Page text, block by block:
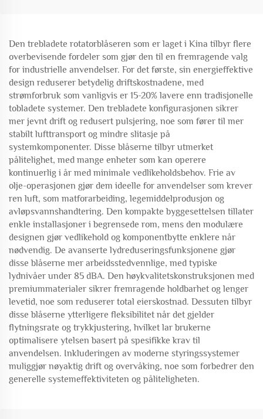
Den trebladete rotatorblåseren som er laget i Kina tilbyr flere
overbevisende fordeler som gjør den til en fremragende valg
for industrielle anvendelser. For det første, sin energieffektive
design reduserer betydelig driftskostnadene, med
strømforbruk som vanligvis er 15-20% lavere enn tradisjonelle
tobladete systemer. Den trebladete konfigurasjonen sikrer
mer jevnt drift og redusert pulsjering, noe som fører til mer
stabilt lufttransport og mindre slitasje på
systemkomponenter. Disse blåserne tilbyr utmerket
pålitelighet, med mange enheter som kan operere
kontinuerlig i år med minimale vedlikeholdsbehov. Frie av
olje-operasjonen gjør dem ideelle for anvendelser som krever
ren luft, som matforarbeiding, legemiddelprodusjon og
avløpsvannshandtering. Den kompakte byggesettelsen tillater
enkle installasjoner i begrensede rom, mens den modulære
designen gjør vedlikehold og komponentbytte enklere når
nødvendig. De avanserte lydreduseringsfunksjonene gjør
disse blåserne mer arbeidsstedvennlige, med typiske
lydnivåer under 85 dBA. Den høykvalitetskonstruksjonen med
premiummaterialer sikrer fremragende holdbarhet og lenger
levetid, noe som reduserer total eierskostnad. Dessuten tilbyr
disse blåserne ytterligere fleksibilitet når det gjelder
flytningsrate og trykkjustering, hvilket lar brukerne
optimalisere ytelsen basert på spesifikke krav til
anvendelsen. Inkluderingen av moderne styringssystemer
muliggjør nøyaktig drift og overvåking, noe som forbedrer den
generelle systemeffektiviteten og påliteligheten.